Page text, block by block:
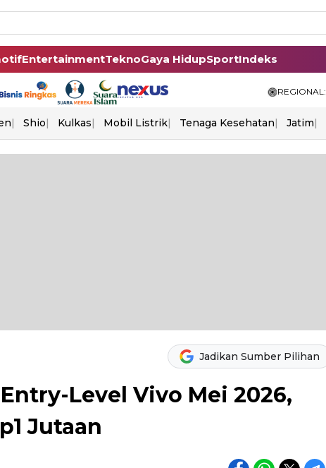
EntertainmentTeknoGaya HidupSportIndeks
REGIONAL:
Shio Kulkas Mobil Listrik Tenaga Kesehatan Jatim
Jadikan Sumber Pilihan
Level Vivo Mei 2026,
Jutaan